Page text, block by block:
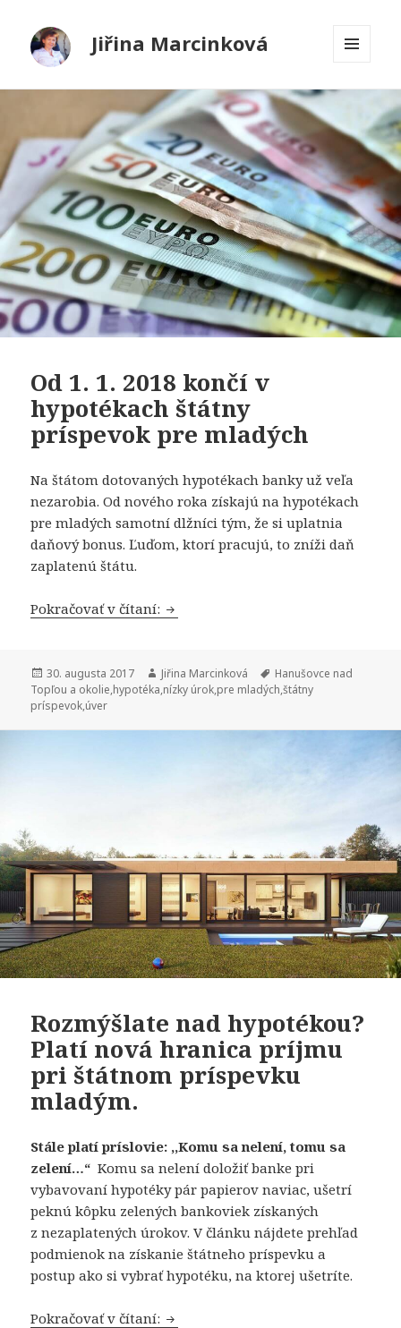
Jiřina Marcinková
Od 1. 1. 2018 končí v
hypotékach štátny
príspevok pre mladých
Na štátom dotovaných hypotékach banky už veľa
nezarobia. Od nového roka získajú na hypotékach
pre mladých samotní dlžníci tým, že si uplatnia
daňový bonus. Ľuďom, ktorí pracujú, to zníži daň
zaplatenú štátu.
Pokračovať v čítaní: Od 1. 1. 2018 končí v hypotékach
Publikované
30. augusta 2017 Autor
Jiřina Marcinková Značky
Hanušovce nad
Topľou a okolie,hypotéka,nízky úrok,pre mladých,štátny
príspevok,úver
Rozmýšlate nad hypotékou?
Platí nová hranica príjmu
pri štátnom príspevku
mladým.
Stále platí príslovie: ,,Komu sa nelení, tomu sa
zelení…“ Komu sa nelení doložiť banke pri
vybavovaní hypotéky pár papierov naviac, ušetrí
peknú kôpku zelených bankoviek získaných
z nezaplatených úrokov. V článku nájdete prehľad
podmienok na získanie štátneho príspevku a
postup ako si vybrať hypotéku, na ktorej ušetríte.
Pokračovať v čítaní: Rozmýšlate nad hypotékou? Platí